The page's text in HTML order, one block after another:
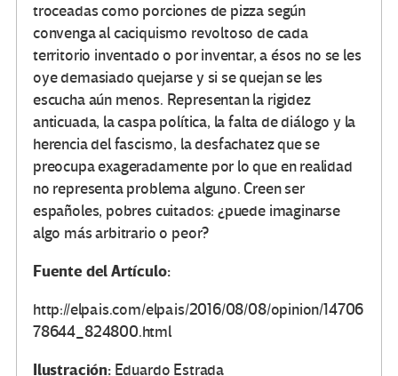
troceadas como porciones de pizza según
convenga al caciquismo revoltoso de cada
territorio inventado o por inventar, a ésos no se les
oye demasiado quejarse y si se quejan se les
escucha aún menos. Representan la rigidez
anticuada, la caspa política, la falta de diálogo y la
herencia del fascismo, la desfachatez que se
preocupa exageradamente por lo que en realidad
no representa problema alguno. Creen ser
españoles, pobres cuitados: ¿puede imaginarse
algo más arbitrario o peor?
Fuente del Artículo:
http://elpais.com/elpais/2016/08/08/opinion/14706
78644_824800.html
Ilustración:Eduardo Estrada